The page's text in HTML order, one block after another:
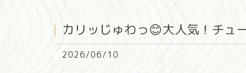
カリッじゅわっ😊大人気！チュ
2026/06/10